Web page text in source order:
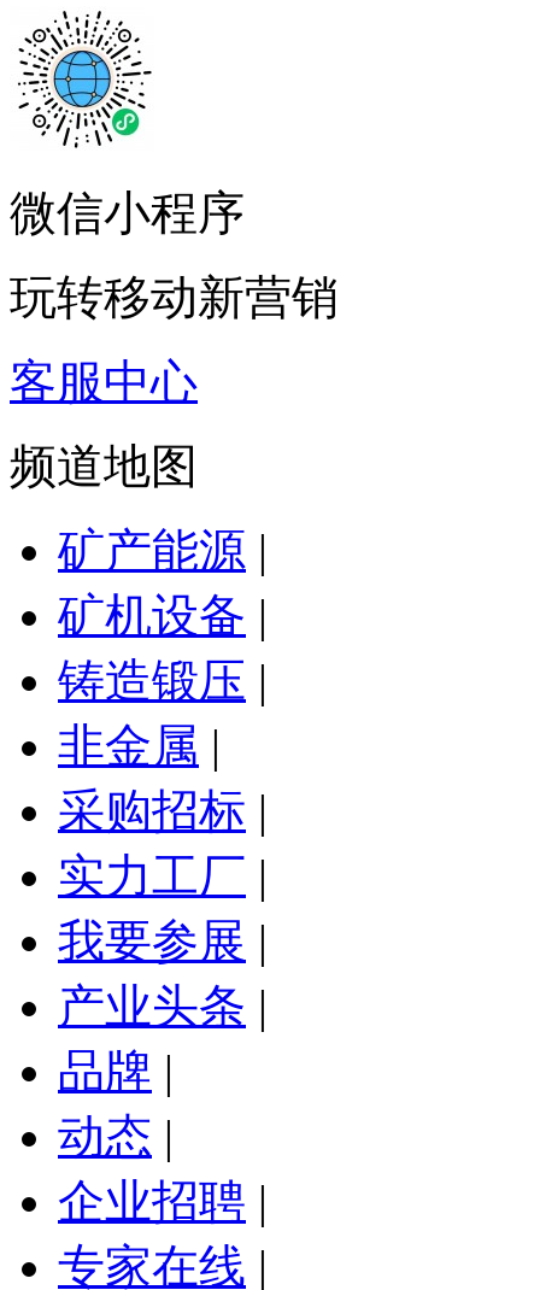
微信小程序
玩转移动新营销
客服中心
频道地图
矿产能源 |
矿机设备 |
铸造锻压 |
非金属 |
采购招标 |
实力工厂 |
我要参展 |
产业头条 |
品牌 |
动态 |
企业招聘 |
专家在线 |